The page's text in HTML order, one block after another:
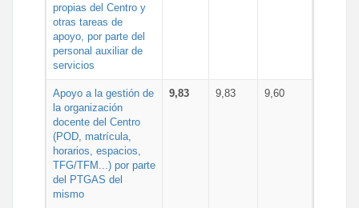
propias del Centro y
otras tareas de
apoyo, por parte del
personal auxiliar de
servicios
Apoyo a la gestión de
la organización
docente del Centro
(POD, matrícula,
horarios, espacios,
TFG/TFM...) por parte
del PTGAS del
mismo
9,83 9,83 9,60